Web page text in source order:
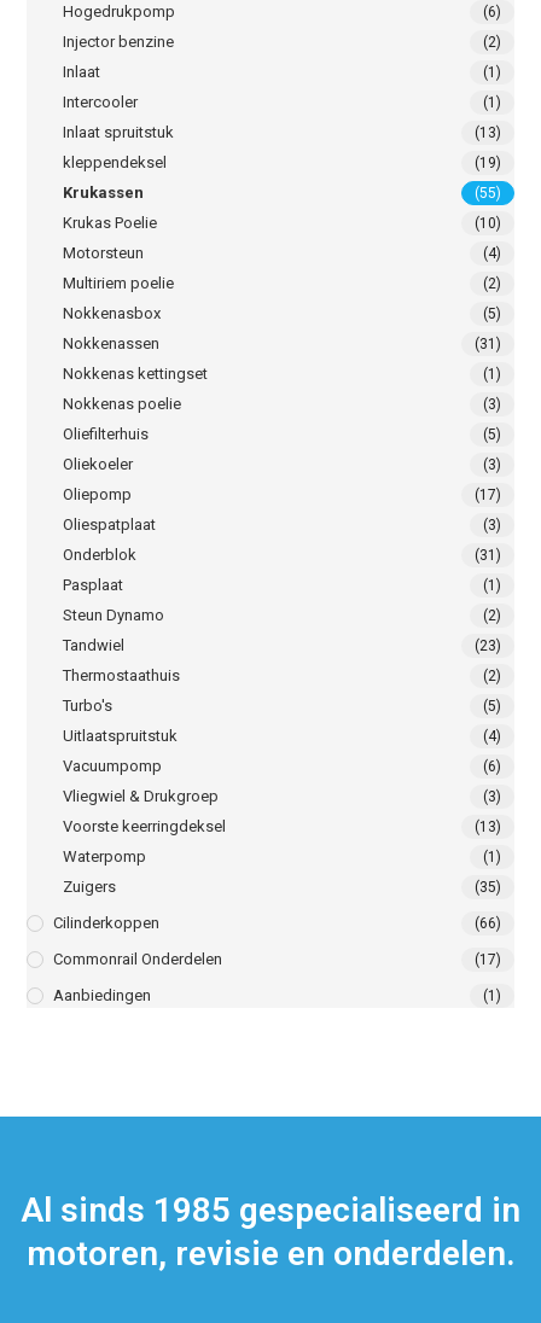
Hogedrukpomp (6)
Injector benzine (2)
Inlaat (1)
Intercooler (1)
Inlaat spruitstuk (13)
kleppendeksel (19)
Krukassen (55)
Krukas Poelie (10)
Motorsteun (4)
Multiriem poelie (2)
Nokkenasbox (5)
Nokkenassen (31)
Nokkenas kettingset (1)
Nokkenas poelie (3)
Oliefilterhuis (5)
Oliekoeler (3)
Oliepomp (17)
Oliespatplaat (3)
Onderblok (31)
Pasplaat (1)
Steun Dynamo (2)
Tandwiel (23)
Thermostaathuis (2)
Turbo's (5)
Uitlaatspruitstuk (4)
Vacuumpomp (6)
Vliegwiel & Drukgroep (3)
Voorste keerringdeksel (13)
Waterpomp (1)
Zuigers (35)
Cilinderkoppen (66)
Commonrail Onderdelen (17)
Aanbiedingen (1)
Al sinds 1985 gespecialiseerd in
motoren, revisie en onderdelen.